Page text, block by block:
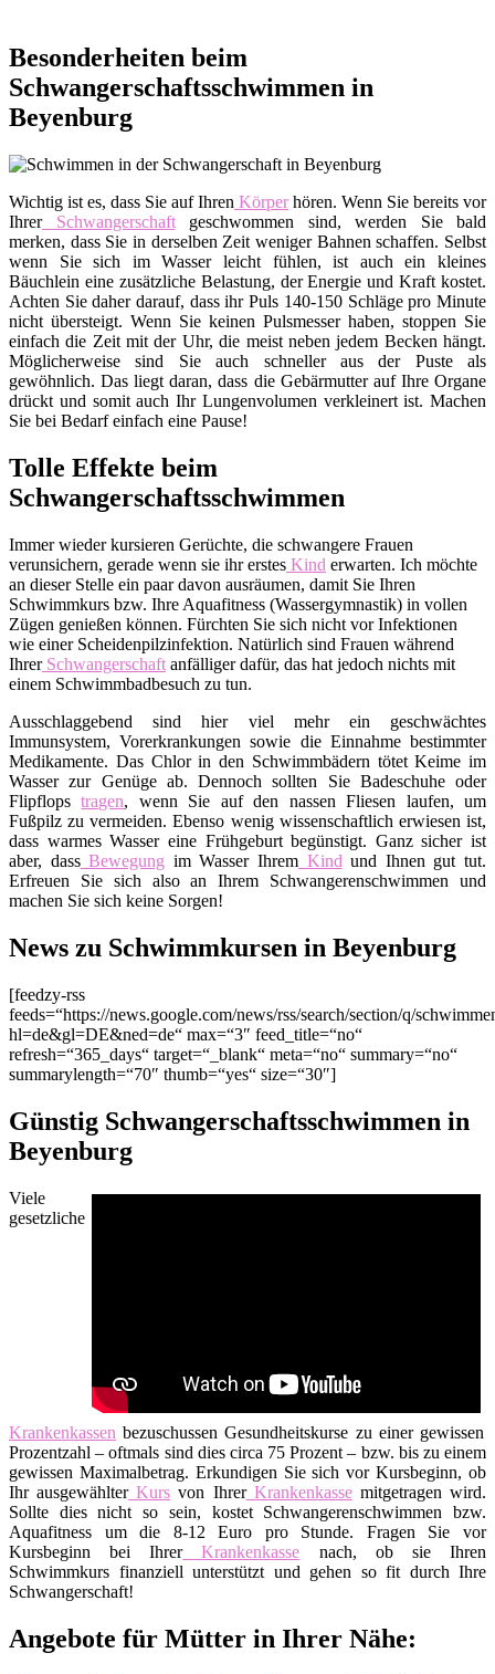
Besonderheiten beim
Schwangerschaftsschwimmen in
Beyenburg
Wichtig ist es, dass Sie auf Ihren Körperhören. Wenn Sie bereits vor
IhrerSchwangerschaftgeschwommen sind, werden Sie bald
merken, dass Sie in derselben Zeit weniger Bahnen schaffen. Selbst
wenn Sie sich im Wasser leicht fühlen, ist auch ein kleines
Bäuchlein eine zusätzliche Belastung, der Energie und Kraft kostet.
Achten Sie daher darauf, dass ihr Puls 140-150 Schläge pro Minute
nicht übersteigt. Wenn Sie keinen Pulsmesser haben, stoppen Sie
einfach die Zeit mit der Uhr, die meist neben jedem Becken hängt.
Möglicherweise sind Sie auch schneller aus der Puste als
gewöhnlich. Das liegt daran, dass die Gebärmutter auf Ihre Organe
drückt und somit auch Ihr Lungenvolumen verkleinert ist. Machen
Sie bei Bedarf einfach eine Pause!
Tolle Effekte beim
Schwangerschaftsschwimmen
Immer wieder kursieren Gerüchte, die schwangere Frauen
verunsichern, gerade wenn sie ihr erstes Kind erwarten. Ich möchte
an dieser Stelle ein paar davon ausräumen, damit Sie Ihren
Schwimmkurs bzw. Ihre Aquafitness (Wassergymnastik) in vollen
Zügen genießen können. Fürchten Sie sich nicht vor Infektionen
wie einer Scheidenpilzinfektion. Natürlich sind Frauen während
IhrerSchwangerschaft anfälliger dafür, das hat jedoch nichts mit
einem Schwimmbadbesuch zu tun.
Ausschlaggebend sind hier viel mehr ein geschwächtes
Immunsystem, Vorerkrankungen sowie die Einnahme bestimmter
Medikamente. Das Chlor in den Schwimmbädern tötet Keime im
Wasser zur Genüge ab. Dennoch sollten Sie Badeschuhe oder
Flipflopstragen, wenn Sie auf den nassen Fliesen laufen, um
Fußpilz zu vermeiden. Ebenso wenig wissenschaftlich erwiesen ist,
dass warmes Wasser eine Frühgeburt begünstigt. Ganz sicher ist
aber, dassBewegung im Wasser Ihrem Kind und Ihnen gut tut.
Erfreuen Sie sich also an Ihrem Schwangerenschwimmen und
machen Sie sich keine Sorgen!
News zu Schwimmkursen in Beyenburg
[feedzy-rss
feeds=“https://news.google.com/news/rss/search/section/q/
hl=de&gl=DE&ned=de“ max=“3″ feed_title=“no“
refresh=“365_days“ target=“_blank“ meta=“no“ summary=“no“
summarylength=“70″ thumb=“yes“ size=“30″]
Günstig Schwangerschaftsschwimmen in
Beyenburg
Viele
gesetzliche
Krankenkassen bezuschussen Gesundheitskurse zu einer gewissen
Prozentzahl – oftmals sind dies circa 75 Prozent – bzw. bis zu einem
gewissen Maximalbetrag. Erkundigen Sie sich vor Kursbeginn, ob
Ihr ausgewählterKurs von IhrerKrankenkassemitgetragen wird.
Sollte dies nicht so sein, kostet Schwangerenschwimmen bzw.
Aquafitness um die 8-12 Euro pro Stunde. Fragen Sie vor
Kursbeginn bei IhrerKrankenkasse nach, ob sie Ihren
Schwimmkurs finanziell unterstützt und gehen so fit durch Ihre
Schwangerschaft!
Angebote für Mütter in Ihrer Nähe: